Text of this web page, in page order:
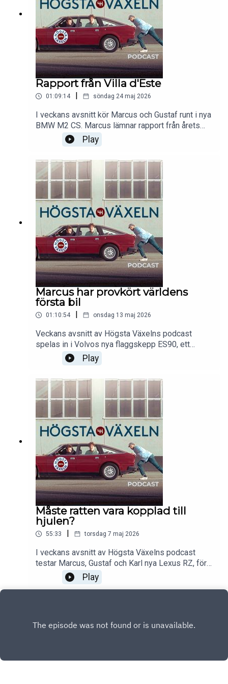
också till samtalsämnena.
Rapport från Villa d'Este
01:09:14 söndag 24 maj 2026
I veckans avsnitt kör Marcus och Gustaf runt i nya
BMW M2 CS. Marcus lämnar rapport från årets
upplaga av Concorso d'Eleganza Villa d'Este, och
berättar varför han nyligen flög till Bristol för att
provsitta en bil. Första generationen av
Mercedes-Benz SLK, Ergonomin i Volvo ES90
och Tjocka rattar i moderna prestandabilar är
också samtalsämnen som avhandlas.
Play
Marcus har provkört världens
första bil
01:10:54 onsdag 13 maj 2026
Veckans avsnitt av Högsta Växelns podcast
spelas in i Volvos nya flaggskepp ES90, ett
minimalistiskt skandinaviskt vardagsrum med
lång hjulbas. Marcus har firat en 140-åring genom
att köra en drös gamla bilar, däribland den äldsta
av dem alla. Killarna pratar också om Toyotas nya
elkombi och cykelbanornas kamikazepiloter.
Play
Måste ratten vara kopplad till
hjulen?
55:33 torsdag 7 maj 2026
I veckans avsnitt av Högsta Växelns podcast
testar Marcus, Gustaf och Karl nya Lexus RZ, för
att se hur det är att köra bil utan en fysisk
koppling mellan ratten och framhjulen. Grabbarna
motortypen.
Play